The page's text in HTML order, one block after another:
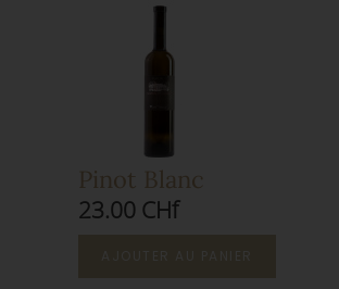
Pinot Blanc
23.00 CHf